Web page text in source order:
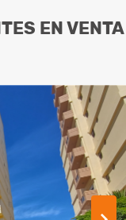
EN VENTA